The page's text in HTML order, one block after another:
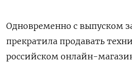
Одновременно с выпуском
прекратила продавать
российском онлайн-